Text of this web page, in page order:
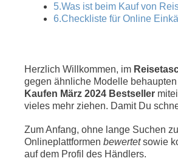
5.Was ist beim Kauf von
6.Checkliste für Online
Herzlich Willkommen, im
gegen ähnliche Modelle
Kaufen März 2024 Bestseller
vieles mehr ziehen. Damit Du
Zum Anfang, ohne lange Suchen
Onlineplattformen bewertetsowie
auf dem Profil des Händlers.